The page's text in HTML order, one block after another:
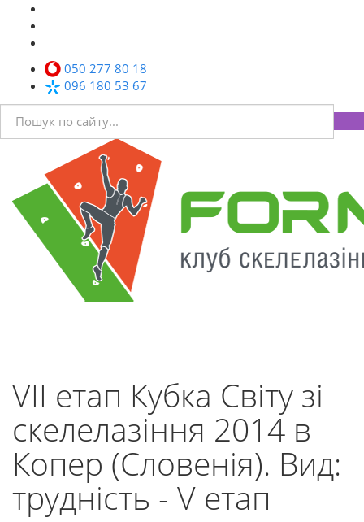
050 277 80 18
096 180 53 67
VII етап Кубка Світу зі
скелелазіння 2014 в
Копер (Словенія). Вид:
трудність - V етап